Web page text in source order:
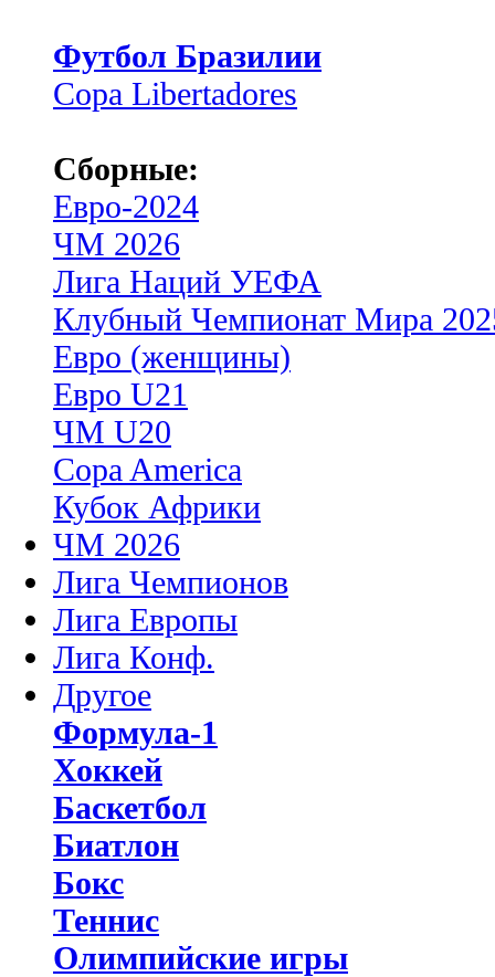
Футбол Бразилии
Copa Libertadores
Сборные:
Евро-2024
ЧМ 2026
Лига Наций УЕФА
Клубный Чемпионат Мира
Евро (женщины)
Евро U21
ЧМ U20
Copa America
Кубок Африки
ЧМ 2026
Лига Чемпионов
Лига Европы
Лига Конф.
Другое
Формула-1
Хоккей
Баскетбол
Биатлон
Бокс
Теннис
Олимпийские игры